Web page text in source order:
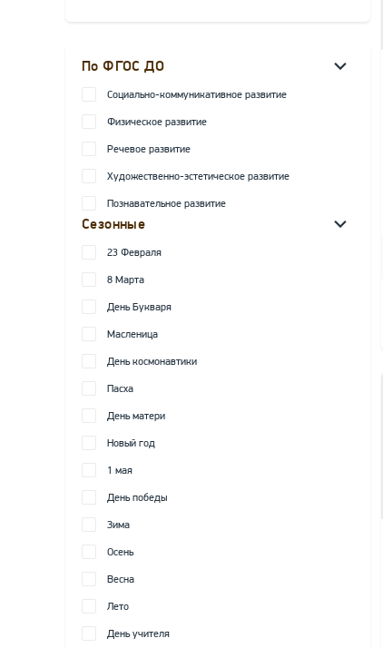
По ФГОС ДО
Социально-коммуникативное развитие
Физическое развитие
Речевое развитие
Художественно-эстетическое развитие
Познавательное развитие
Сезонные
23 Февраля
8 Марта
День Букваря
Масленица
День космонавтики
Пасха
День матери
Новый год
1 мая
День победы
Зима
Осень
Весна
Лето
День учителя